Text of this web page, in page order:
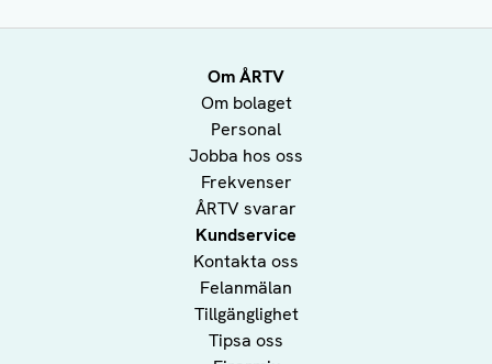
Om ÅRTV
Om bolaget
Personal
Jobba hos oss
Frekvenser
ÅRTV svarar
Kundservice
Kontakta oss
Felanmälan
Tillgänglighet
Tipsa oss